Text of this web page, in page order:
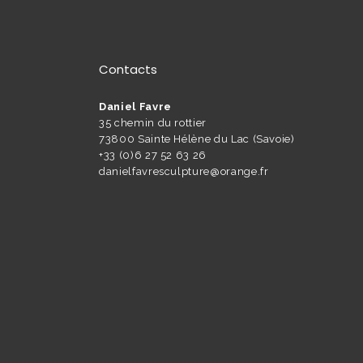
Contacts
Daniel Favre
35 chemin du rottier
73800 Sainte Hélène du Lac (Savoie)
+33 (0)6 27 52 63 26
danielfavresculpture@orange.fr